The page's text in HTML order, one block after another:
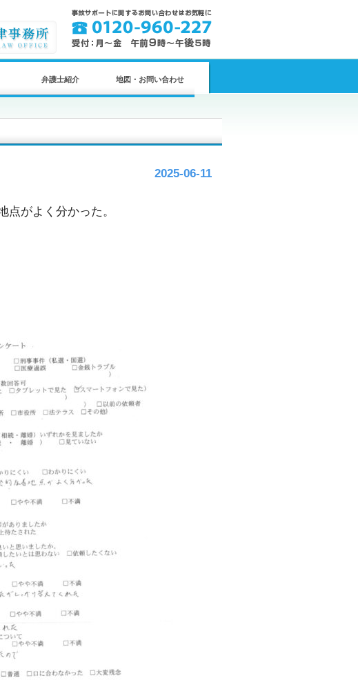
弁護士紹介 地図・お問い合わせ
2025-06-11
点がよく分かった。